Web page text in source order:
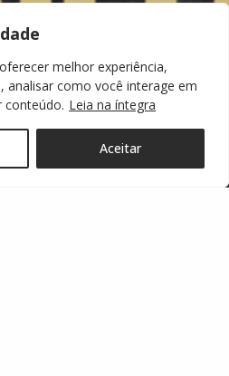
melhor experiência,
analisar como você interage em
conteúdo. Leia na íntegra
Aceitar